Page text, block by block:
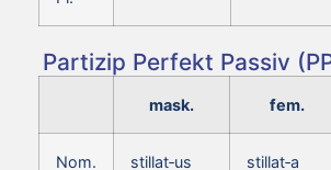
Partizip Perfekt Passiv
mask. fem.
Nom.
stillat‑us stillat‑a